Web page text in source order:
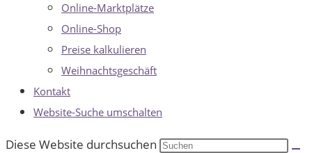
Online-Marktplätze
Online-Shop
Preise kalkulieren
Weihnachtsgeschäft
Kontakt
Website-Suche umschalten
Diese Website durchsuchen